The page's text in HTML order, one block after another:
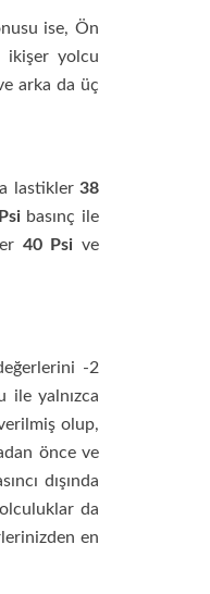
ise, Ön
ikişer yolcu
arka da üç
lastikler38
basınç ile
40 Psive
-2
ile yalnızca
olup,
önce ve
dışında
da
en